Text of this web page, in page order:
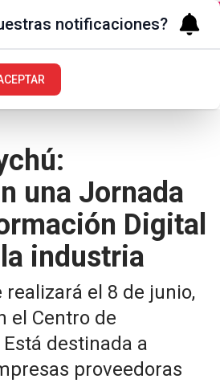
una Jornada
Digital
industria
realizará el 8 de junio,
el Centro de
destinada a
proveedoras
notificaciones?